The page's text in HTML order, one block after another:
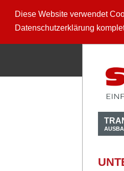
Diese Website verwendet
Datenschutzerklärung